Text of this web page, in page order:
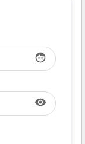
face
visibility